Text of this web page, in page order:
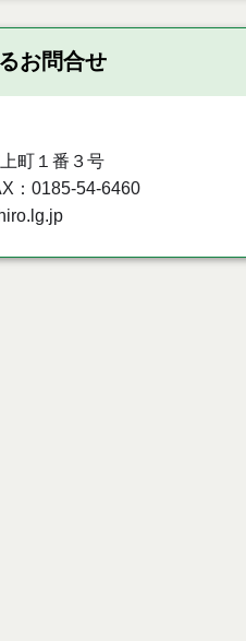
お問合せ
町１番３号
：0185-54-6460